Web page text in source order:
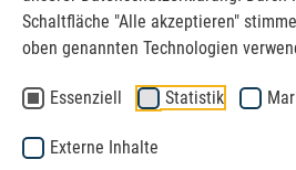
Schaltfläche "Alle akzeptieren"
oben genannten Technologien
Essenziell Statistik
Externe Inhalte
MINDA wurde mit dem TOP 100-
Mittelständlern Deutschlands.